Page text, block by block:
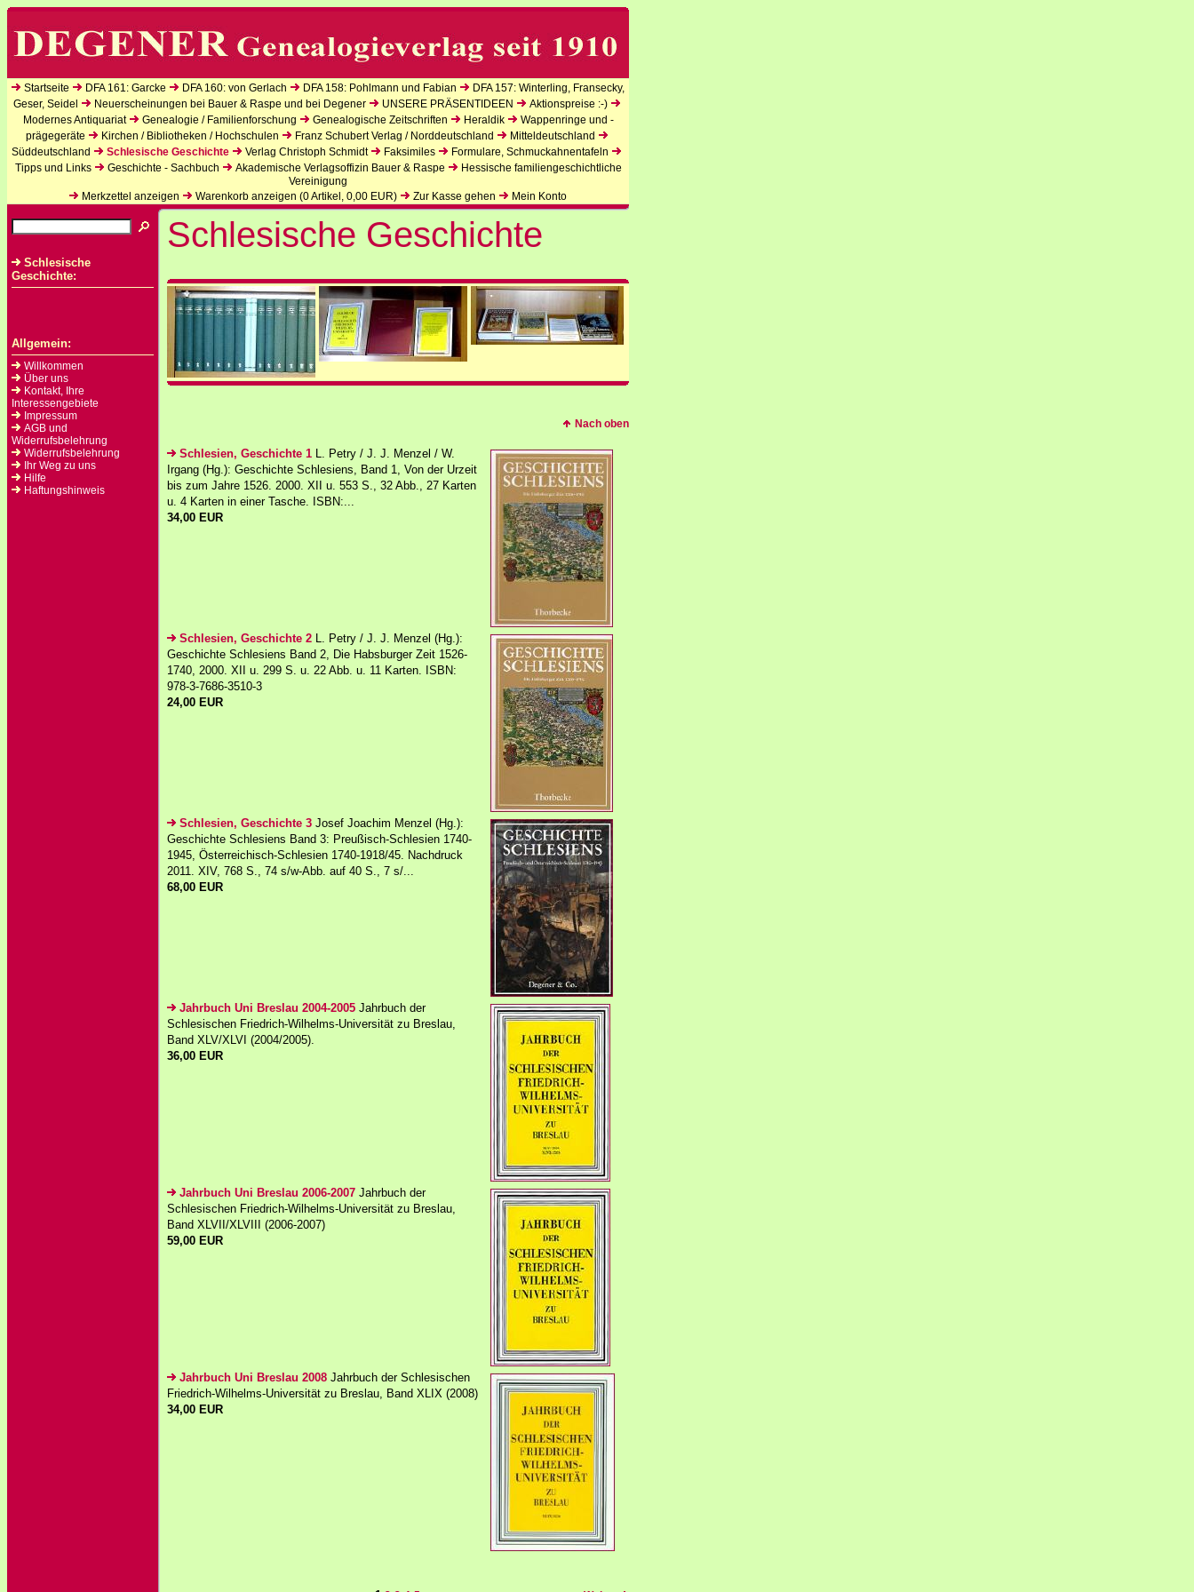
Startseite DFA 161: Garcke DFA 160: von Gerlach DFA 158: Pohlmann und Fabian
DFA 157: Winterling, Fransecky,
Geser, Seidel
Neuerscheinungen bei Bauer & Raspe und bei Degener UNSERE PRÄSENTIDEEN
Aktionspreise :-)
Modernes Antiquariat
Genealogie / Familienforschung Genealogische Zeitschriften Heraldik
Wappenringe und -
prägegeräte
Kirchen / Bibliotheken / Hochschulen Franz Schubert Verlag / Norddeutschland
Mitteldeutschland
Süddeutschland
Schlesische Geschichte Verlag Christoph Schmidt Faksimiles
Formulare, Schmuckahnentafeln
Tipps und Links
Geschichte - Sachbuch Akademische Verlagsoffizin Bauer & Raspe
Hessische familiengeschichtliche
Vereinigung
Merkzettel anzeigen
Warenkorb anzeigen (0Artikel, 0,00 EUR) Zur Kasse gehen Mein Konto
Schlesische
Geschichte:
Allgemein:
Willkommen
Über uns
Kontakt, Ihre
Interessengebiete
Impressum
AGB und
Widerrufsbelehrung
Widerrufsbelehrung
Ihr Weg zu uns
Hilfe
Haftungshinweis
Schlesische Geschichte
Nach oben
Schlesien, Geschichte 1 L. Petry / J. J. Menzel / W.
Irgang (Hg.): Geschichte Schlesiens, Band 1, Von der Urzeit
bis zum Jahre 1526. 2000. XII u. 553 S., 32 Abb., 27 Karten
u. 4 Karten in einer Tasche. ISBN:...
34,00 EUR
Schlesien, Geschichte 2 L. Petry / J. J. Menzel (Hg.):
Geschichte Schlesiens Band 2, Die Habsburger Zeit 1526-
1740, 2000. XII u. 299 S. u. 22 Abb. u. 11 Karten. ISBN:
978-3-7686-3510-3
24,00 EUR
Schlesien, Geschichte 3 Josef Joachim Menzel (Hg.):
Geschichte Schlesiens Band 3: Preußisch-Schlesien 1740-
1945, Österreichisch-Schlesien 1740-1918/45. Nachdruck
2011. XIV, 768 S., 74 s/w-Abb. auf 40 S., 7 s/...
68,00 EUR
Jahrbuch Uni Breslau 2004-2005 Jahrbuch der
Schlesischen Friedrich-Wilhelms-Universität zu Breslau,
Band XLV/XLVI (2004/2005).
36,00 EUR
Jahrbuch Uni Breslau 2006-2007 Jahrbuch der
Schlesischen Friedrich-Wilhelms-Universität zu Breslau,
Band XLVII/XLVIII (2006-2007)
59,00 EUR
Jahrbuch Uni Breslau 2008 Jahrbuch der Schlesischen
Friedrich-Wilhelms-Universität zu Breslau, Band XLIX (2008)
34,00 EUR